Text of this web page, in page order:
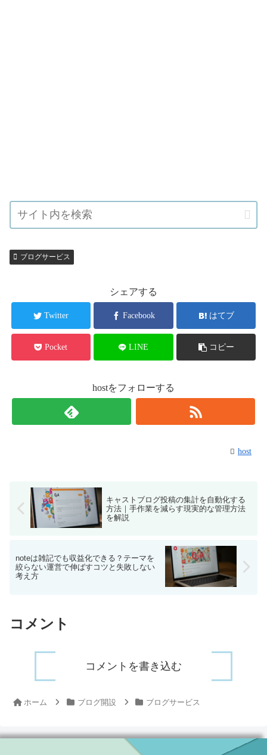
ブログサービス
シェアする
Twitter Facebook はてブ
Pocket LINE コピー
hostをフォローする
host
キャストブログ投稿の集計を自動化する
方法｜手作業を減らす現実的な管理方法
を解説
noteは雑記でも収益化できる？テーマを
絞らない運営で伸ばすコツと失敗しない
考え方
コメント
コメントを書き込む
ホーム ブログ開設 ブログサービス